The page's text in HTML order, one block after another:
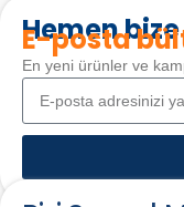
Hemen
E-posta
En yeni ürünler ve